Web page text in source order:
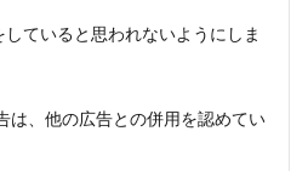
ていると思われないようにしま
は、他の広告との併用を認めてい